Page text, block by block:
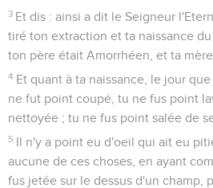
3 Et dis : ainsi a dit le Seigneur
tiré ton extraction et ta naissance
ton père était Amorrhéen, et ta
4 Et quant à ta naissance, le jour
ne fut point coupé, tu ne fus point
nettoyée ; tu ne fus point salée de
5 Il n'y a point eu d'oeil qui ait eu
aucune de ces choses, en ayant
fus jetée sur le dessus d'un champ,